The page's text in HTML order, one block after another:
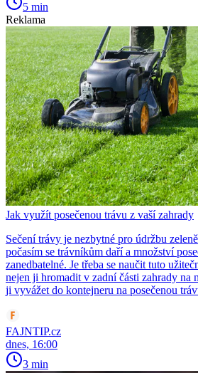
5 min
Reklama
Jak využít posečenou trávu z vaší zahrady
Sečení trávy je nezbytné pro údržbu
počasím se trávníkům daří a množství
zanedbatelné. Je třeba se naučit tuto
nejen ji hromadit v zadní části zahrady na
ji vyvážet do kontejneru na posečenou
FAJNTIP.cz
dnes, 16:00
3 min